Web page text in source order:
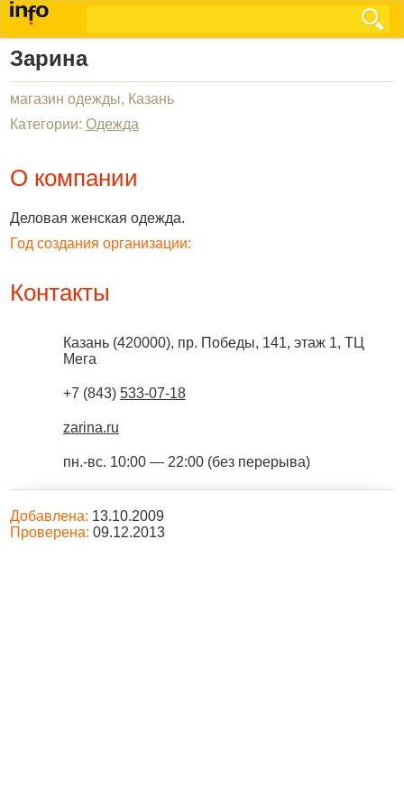
Зарина
магазин одежды, Казань
Категории: Одежда
О компании
Деловая женская одежда.
Год создания организации:
Контакты
Казань (420000), пр. Победы, 141, этаж 1, ТЦ
Мега
+7 (843) 533-07-18
zarina.ru
пн.-вс. 10:00 — 22:00 (без перерыва)
Добавлена: 13.10.2009
Проверена: 09.12.2013